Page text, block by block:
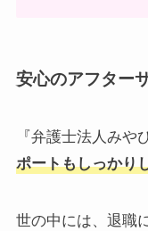
安心のアフター
『弁護士法人みや
ポートもしっかり
世の中には、退職